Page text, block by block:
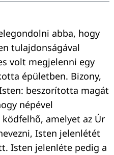
abba, hogy
tulajdonságával
volt megjelenni egy
épületben. Bizony,
beszorította magát
népével
amelyet az Úr
Isten jelenlétét
Isten jelenléte pedig a